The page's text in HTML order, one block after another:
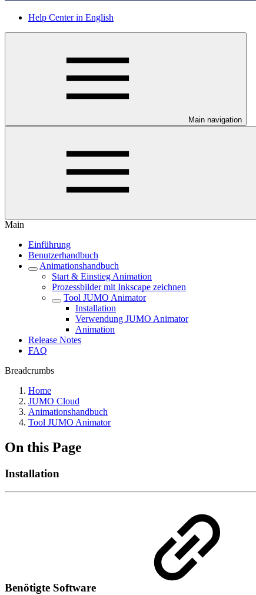
Help Center in English
Main navigation
Main
Einführung
Benutzerhandbuch
Animationshandbuch
Start & Einstieg Animation
Prozessbilder mit Inkscape zeichnen
Tool JUMO Animator
Installation
Verwendung JUMO Animator
Animation
Release Notes
FAQ
Breadcrumbs
Home
JUMO Cloud
Animationshandbuch
Tool JUMO Animator
On this Page
Installation
Benötigte Software